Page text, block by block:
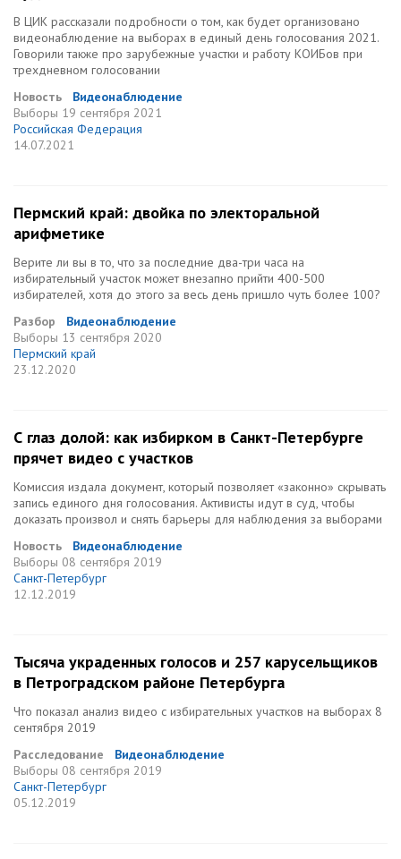
В ЦИК рассказали подробности о том, как будет организовано
видеонаблюдение на выборах в единый день голосования 2021.
Говорили также про зарубежные участки и работу КОИБов при
трехдневном голосовании
Новость
Видеонаблюдение
Выборы 19 сентября 2021
Российская Федерация
14.07.2021
Пермский край: двойка по электоральной
арифметике
Верите ли вы в то, что за последние два-три часа на
избирательный участок может внезапно прийти 400-500
избирателей, хотя до этого за весь день пришло чуть более 100?
Разбор
Видеонаблюдение
Выборы 13 сентября 2020
Пермский край
23.12.2020
С глаз долой: как избирком в Санкт-Петербурге
прячет видео с участков
Комиссия издала документ, который позволяет «законно» скрывать
запись единого дня голосования. Активисты идут в суд, чтобы
доказать произвол и снять барьеры для наблюдения за выборами
Новость
Видеонаблюдение
Выборы 08 сентября 2019
Санкт-Петербург
12.12.2019
Тысяча украденных голосов и 257 карусельщиков
в Петроградском районе Петербурга
Что показал анализ видео с избирательных участков на выборах 8
сентября 2019
Расследование
Видеонаблюдение
Выборы 08 сентября 2019
Санкт-Петербург
05.12.2019